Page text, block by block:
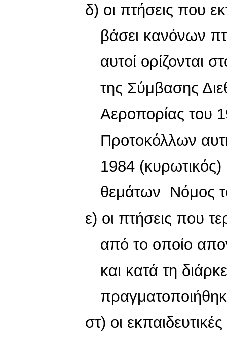
δ) οι πτήσεις που
βάσει κανόνων
αυτοί ορίζονται
της Σύμβασης
Αεροπορίας του
Προτοκόλλων
1984
θεμάτων Νόμος
ε) οι πτήσεις που
από το οποίο
και κατά τη
στ) οι